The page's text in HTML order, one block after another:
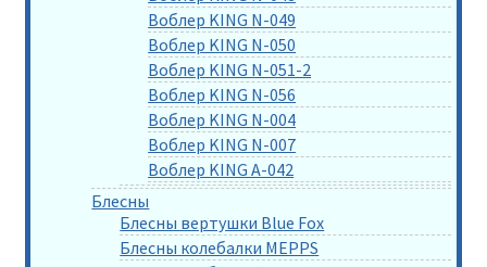
Воблер KING N-049
Воблер KING N-050
Воблер KING N-051-2
Воблер KING N-056
Воблер KING N-004
Воблер KING N-007
Воблер KING A-042
Блесны
Блесны вертушки Blue Fox
Блесны колебалки MEPPS